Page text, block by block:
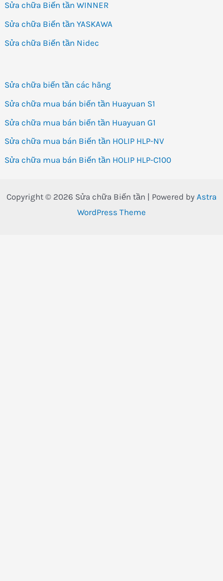
Sửa chữa Biến tần WINNER
Sửa chữa Biến tần YASKAWA
Sửa chữa Biến tần Nidec
Sửa chữa biến tần các hãng
Sửa chữa mua bán biến tần Huayuan S1
Sửa chữa mua bán biến tần Huayuan G1
Sửa chữa mua bán Biến tần HOLIP HLP-NV
Sửa chữa mua bán Biến tần HOLIP HLP-C100
Copyright © 2026 Sửa chữa Biến tần | Powered by Astra
WordPress Theme